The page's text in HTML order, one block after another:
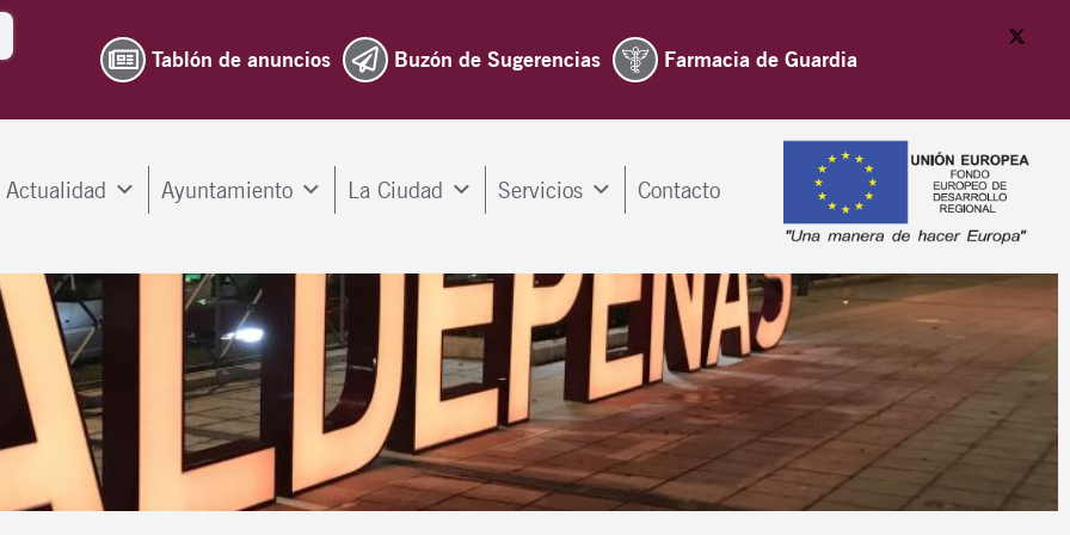
Tablón de anuncios Buzón de Sugerencias Farmacia de Guardia
Actualidad Ayuntamiento La Ciudad Servicios Contacto